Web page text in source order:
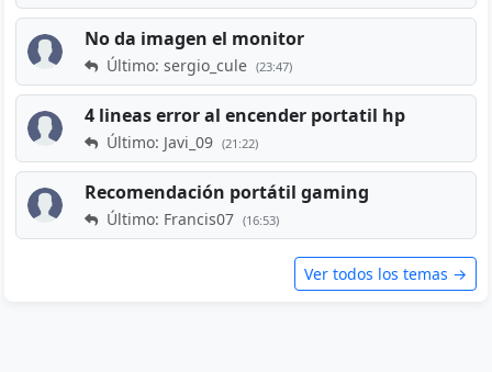
No da imagen el monitor
Último: sergio_cule (23:47)
4 lineas error al encender portatil hp
Último: Javi_09 (21:22)
Recomendación portátil gaming
Último: Francis07 (16:53)
Ver todos los temas →